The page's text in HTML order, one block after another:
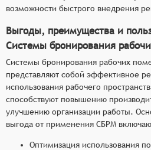
возможности быстрого внедрения
Выгоды, преимущества и
Системы бронирования
Системы бронирования рабочих
представляют собой эффективное
использования рабочего
способствуют повышению
улучшению организации работы.
выгода от применения СБРМ
Оптимизация использования